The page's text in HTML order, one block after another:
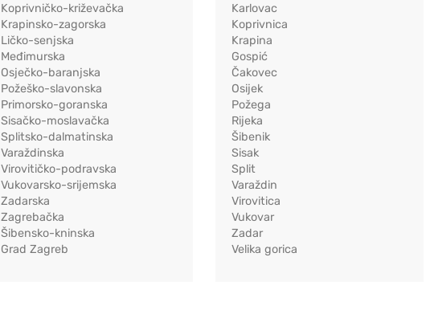
Koprivničko-križevačka
Krapinsko-zagorska
Ličko-senjska
Međimurska
Osječko-baranjska
Požeško-slavonska
Primorsko-goranska
Sisačko-moslavačka
Splitsko-dalmatinska
Varaždinska
Virovitičko-podravska
Vukovarsko-srijemska
Zadarska
Zagrebačka
Šibensko-kninska
Grad Zagreb
Karlovac
Koprivnica
Krapina
Gospić
Čakovec
Osijek
Požega
Rijeka
Šibenik
Sisak
Split
Varaždin
Virovitica
Vukovar
Zadar
Velika gorica